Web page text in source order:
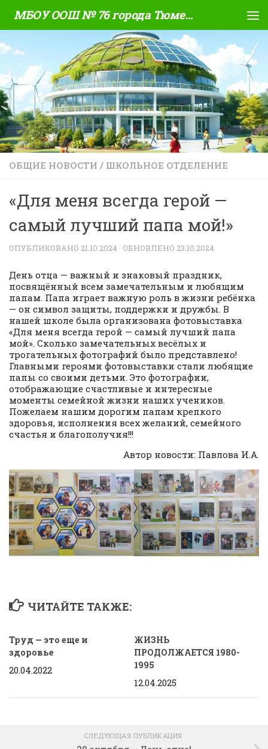
Skip to content МБОУ ООШ № 76 города Тюмени
ОБЩИЕ НОВОСТИ / ШКОЛЬНОЕ ОТДЕЛЕНИЕ
«Для меня всегда герой —
самый лучший папа мой!»
ОПУБЛИКОВАНО 21.10.2024 · ОБНОВЛЕНО 23.10.2024
День отца — важный и знаковый праздник,
посвящённый всем замечательным и любящим
папам. Папа играет важную роль в жизни ребёнка
— он символ защиты, поддержки и дружбы. В
нашей школе была организована фотовыставка
«Для меня всегда герой — самый лучший папа
мой». Сколько замечательных весёлых и
трогательных фотографий было представлено!
Главными героями фотовыставки стали любящие
папы со своими детьми. Это фотографии,
отображающие счастливые и интересные
моменты семейной жизни наших учеников.
Пожелаем нашим дорогим папам крепкого
здоровья, исполнения всех желаний, семейного
счастья и благополучия!!!
Автор новости: Павлова И.А.
ЧИТАЙТЕ ТАКЖЕ:
Труд — это еще и
здоровье
20.04.2022
ЖИЗНЬ
ПРОДОЛЖАЕТСЯ 1980-
1995
12.04.2025
СЛЕДУЮЩАЯ ПУБЛИКАЦИЯ